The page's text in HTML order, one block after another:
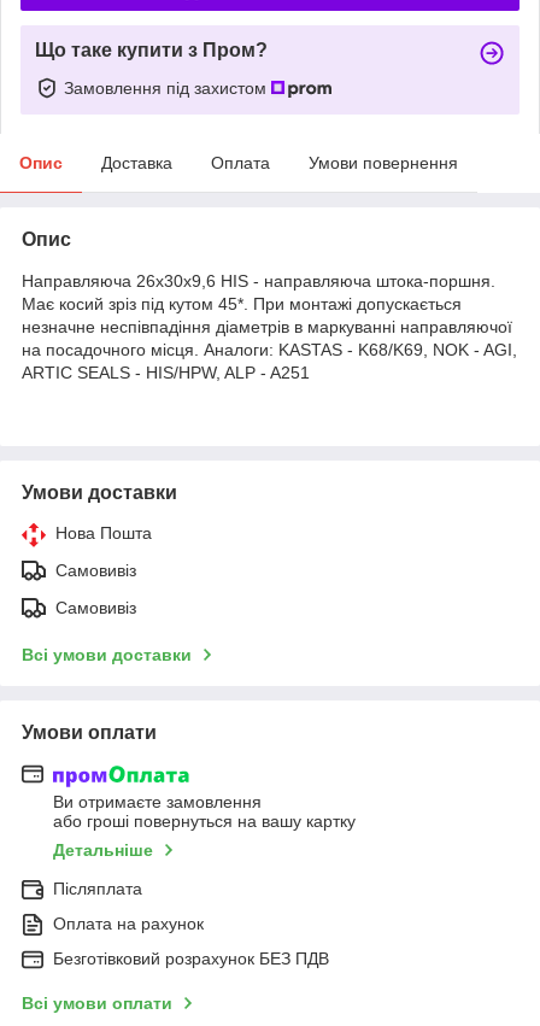
Що таке купити з Пром?
Замовлення під захистом
Опис Доставка Оплата Умови повернення
Опис
Направляюча 26х30х9,6 HIS - направляюча штока-поршня.
Має косий зріз під кутом 45*. При монтажі допускається
незначне неспівпадіння діаметрів в маркуванні направляючої
на посадочного місця. Аналоги: KASTAS - K68/K69, NOK - AGI,
ARTIC SEALS - HIS/HPW, ALP - A251
Умови доставки
Нова Пошта
Самовивіз
Самовивіз
Всі умови доставки
Умови оплати
Ви отримаєте замовлення
або гроші повернуться на вашу картку
Детальніше
Післяплата
Оплата на рахунок
Безготівковий розрахунок БЕЗ ПДВ
Всі умови оплати